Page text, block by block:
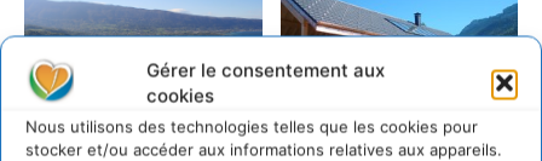
Gérer le consentement aux
cookies
Nous utilisons des technologies telles que les cookies pour
stocker et/ou accéder aux informations relatives aux appareils.